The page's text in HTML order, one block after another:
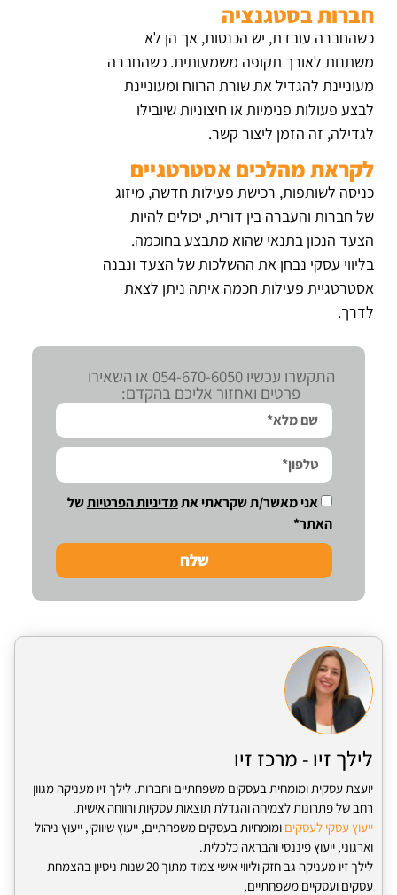
חברות בסטגנציה
כשהחברה עובדת, יש הכנסות, אך הן לא
משתנות לאורך תקופה משמעותית. כשהחברה
מעוניינת להגדיל את שורת הרווח ומעוניינת
לבצע פעולות פנימיות או חיצוניות שיובילו
לגדילה, זה הזמן ליצור קשר.
לקראת מהלכים אסטרטגיים
כניסה לשותפות, רכישת פעילות חדשה, מיזוג
של חברות והעברה בין דורית, יכולים להיות
הצעד הנכון בתנאי שהוא מתבצע בחוכמה.
בליווי עסקי נבחן את ההשלכות של הצעד ונבנה
אסטרטגיית פעילות חכמה איתה ניתן לצאת
לדרך.
התקשרו עכשיו 054-670-6050 או השאירו
פרטים ואחזור אליכם בהקדם:
אני מאשר/ת שקראתי אתמדיניות הפרטיותשל
האתר*
שלח
לילך זיו - מרכז זיו
יועצת עסקית ומומחית בעסקים משפחתיים וחברות. לילך זיו מעניקה מגוון
רחב של פתרונות לצמיחה והגדלת תוצאות עסקיות ורווחה אישית.
ייעוץ עסקי לעסקים ומומחיות בעסקים משפחתיים, ייעוץ שיווקי, ייעוץ ניהול
וארגוני, ייעוץ פיננסי והבראה כלכלית.
לילך זיו מעניקה גב חזק וליווי אישי צמוד מתוך 20 שנות ניסיון בהצמחת
עסקים ועסקיים משפחתיים,